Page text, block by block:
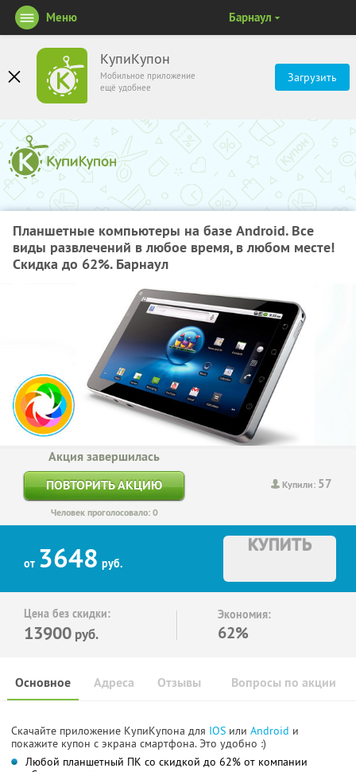
КупиКупон
Мобильное приложение
ещё удобнее
Загрузить
Меню Барнаул
Планшетные компьютеры на базе Android. Все
виды развлечений в любое время, в любом месте!
Скидка до 62%. Барнаул
Купили: 57
Акция завершилась
ПОВТОРИТЬ АКЦИЮ
Человек проголосовало: 0
от 3648 руб.
КУПИТЬ
Цена без скидки:
13900 руб.
Экономия:
62%
Основное Отзывы Вопросы по акции
Адреса
Скачайте приложение КупиКупона для IOS или Android и
покажите купон с экрана смартфона. Это удобно :)
Любой планшетный ПК со скидкой до 62% от компании